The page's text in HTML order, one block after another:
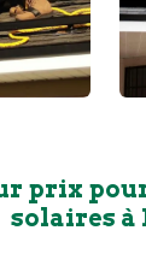
prix
solaires à